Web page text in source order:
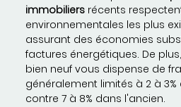
immobiliers récents
environnementales les plus
assurant des économies
factures énergétiques. De
bien neuf vous dispense de
généralement limités à 2 à
contre 7 à 8% dans l'ancien.